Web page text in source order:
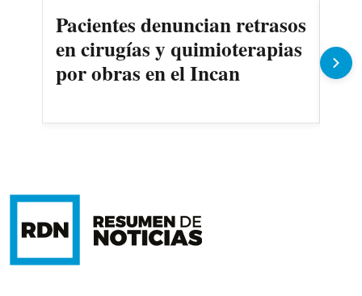
Pacientes denuncian retrasos
en cirugías y quimioterapias
por obras en el Incan